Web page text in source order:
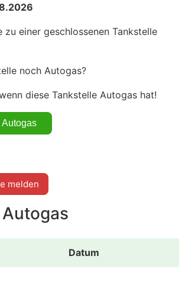
zu einer geschlossenen Tankstelle
noch Autogas?
diese Tankstelle Autogas hat!
melden
Datum